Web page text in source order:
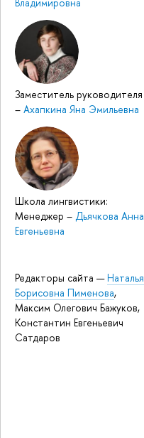
Заместитель руководителя
– Ахапкина Яна Эмильевна
Школа лингвистики:
Менеджер – Дьячкова Анна
Евгеньевна
Редакторы сайта —Наталья
Борисовна Пименова,
Максим Олегович Бажуков,
Константин Евгеньевич
Сатдаров